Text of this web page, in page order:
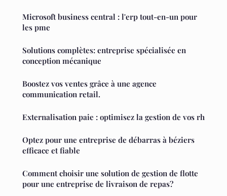
Microsoft business central : l'erp tout-en-un pour
les pme
Solutions complètes: entreprise spécialisée en
conception mécanique
Boostez vos ventes grâce à une agence
communication retail.
Externalisation paie : optimisez la gestion de vos rh
Optez pour une entreprise de débarras à béziers
efficace et fiable
Comment choisir une solution de gestion de flotte
pour une entreprise de livraison de repas?